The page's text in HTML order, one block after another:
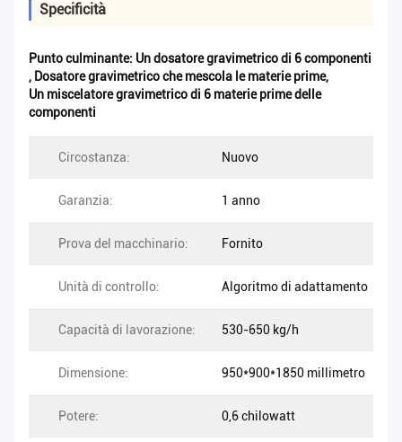
Specificità
Punto culminante: Un dosatore gravimetrico di 6 componenti
, Dosatore gravimetrico che mescola le materie prime,
Un miscelatore gravimetrico di 6 materie prime delle
componenti
Circostanza: Nuovo
Garanzia: 1 anno
Prova del macchinario: Fornito
Unità di controllo: Algoritmo di adattamento
Capacità di lavorazione: 530-650 kg/h
Dimensione: 950*900*1850 millimetro
Potere: 0,6 chilowatt